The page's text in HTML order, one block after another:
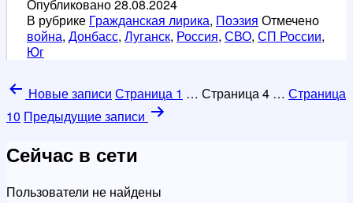
удар
за
ударом
Опубликовано28.08.2024
В рубрике Гражданская лирика, Поэзия Отмечено
война, Донбасс, Луганск, Россия, СВО, СП России,
Юг
Пагинация
записей
Новыезаписи Страница 1 … Страница 4 … Страница
10 Предыдущиезаписи
Сейчас в сети
Пользователи не найдены